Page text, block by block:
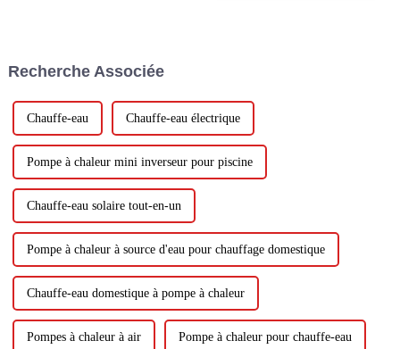
Recherche Associée
Chauffe-eau Chauffe-eau électrique
Pompe à chaleur mini inverseur pour piscine
Chauffe-eau solaire tout-en-un
Pompe à chaleur à source d'eau pour chauffage domestique
Chauffe-eau domestique à pompe à chaleur
Pompes à chaleur à air Pompe à chaleur pour chauffe-eau